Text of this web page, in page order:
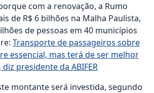
com a renovação, a Rumo
de R$ 6 bilhões na Malha Paulista,
de pessoas em 40 municípios
Transporte de passageiros sobre
essencial, mas terá de ser melhor
presidente da ABIFER
montante será investida, segundo